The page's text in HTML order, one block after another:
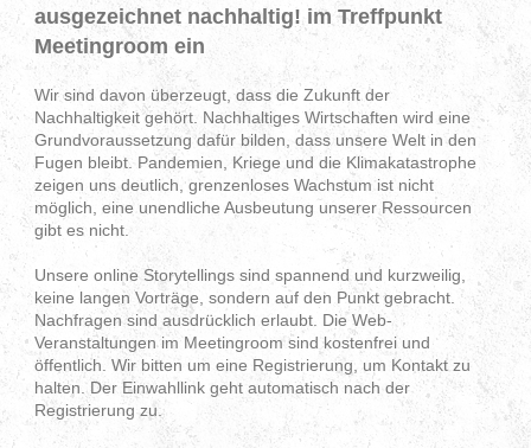
ausgezeichnet nachhaltig! im Treffpunkt
Meetingroom ein
Wir sind davon überzeugt, dass die Zukunft der
Nachhaltigkeit gehört. Nachhaltiges Wirtschaften wird eine
Grundvoraussetzung dafür bilden, dass unsere Welt in den
Fugen bleibt. Pandemien, Kriege und die Klimakatastrophe
zeigen uns deutlich, grenzenloses Wachstum ist nicht
möglich, eine unendliche Ausbeutung unserer Ressourcen
gibt es nicht.
Unsere online Storytellings sind spannend und kurzweilig,
keine langen Vorträge, sondern auf den Punkt gebracht.
Nachfragen sind ausdrücklich erlaubt. Die Web-
Veranstaltungen im Meetingroom sind kostenfrei und
öffentlich. Wir bitten um eine Registrierung, um Kontakt zu
halten. Der Einwahllink geht automatisch nach der
Registrierung zu.